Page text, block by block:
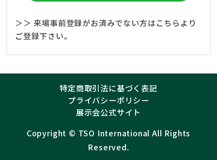
＞＞ 来場事前登録がお済みでない方はこちらより
ご登録下さい。
特定商取引法に基づく表記
プライバシーポリシー
展示会公式サイト
Copyright ©︎ TSO International All Rights
Reserved.